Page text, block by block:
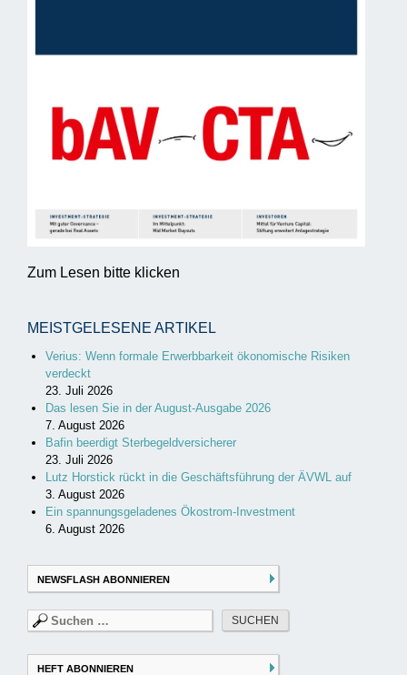
Zum Lesen bitte klicken
MEISTGELESENE ARTIKEL
Verius: Wenn formale Erwerbbarkeit ökonomische Risiken
verdeckt
23. Juli 2026
Das lesen Sie in der August-Ausgabe 2026
7. August 2026
Bafin beerdigt Sterbegeldversicherer
23. Juli 2026
Lutz Horstick rückt in die Geschäftsführung der ÄVWL auf
3. August 2026
Ein spannungsgeladenes Ökostrom-Investment
6. August 2026
NEWSFLASH ABONNIEREN
Suchen
nach:
HEFT ABONNIEREN